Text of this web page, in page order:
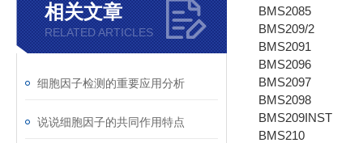
相关文章
RELATED ARTICLES
细胞因子检测的重要应用分析
说说细胞因子的共同作用特点
BMS2085
BMS209/2
BMS2091
BMS2096
BMS2097
BMS2098
BMS209INST
BMS210